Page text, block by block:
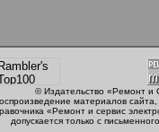
© Издательство «Ремонт
материалов
«Ремонт и сервис
допускается только с